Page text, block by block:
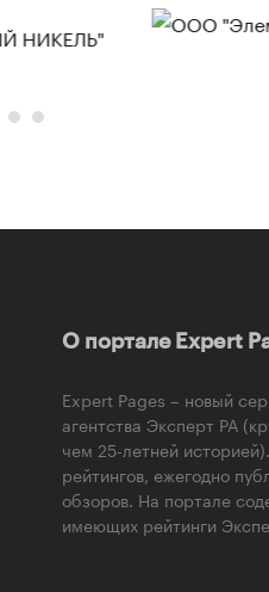
О портале Expert
Expert Pages – новый
агентства Эксперт РА
чем 25-летней
рейтингов, ежегодно
обзоров. На портале
имеющих рейтинги